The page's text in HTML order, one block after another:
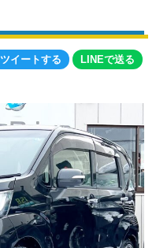
ツイートする LINEで送る